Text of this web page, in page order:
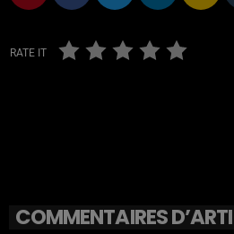
RATE IT
COMMENTAIRES